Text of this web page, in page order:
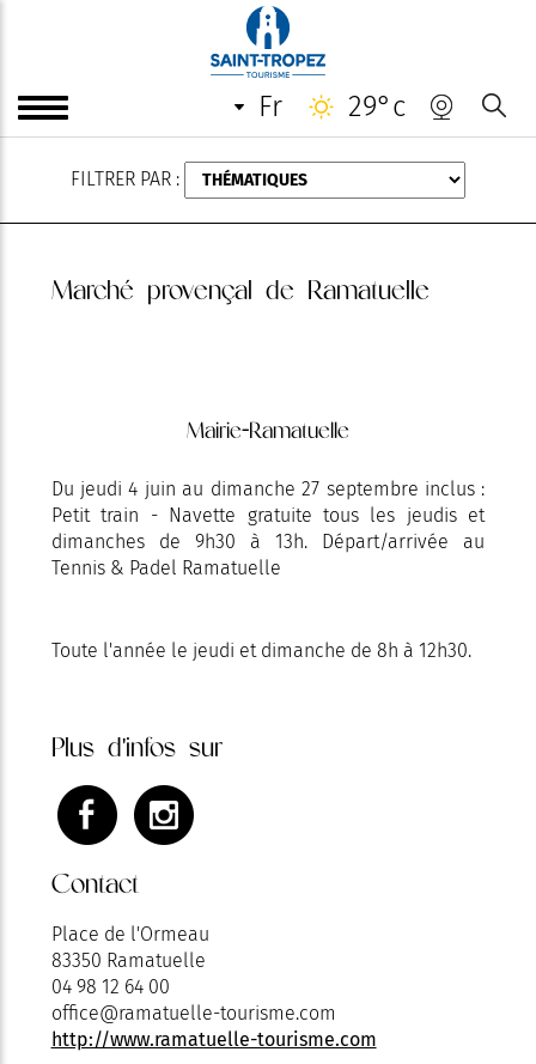
fr 29°c
FILTRER PAR :
Marché provençal de Ramatuelle
Mairie-Ramatuelle
Du jeudi 4 juin au dimanche 27 septembre inclus :
Petit train - Navette gratuite tous les jeudis et
dimanches de 9h30 à 13h. Départ/arrivée au
Tennis & Padel Ramatuelle
Toute l'année le jeudi et dimanche de 8h à 12h30.
Plus d'infos sur
Contact
Place de l'Ormeau
83350 Ramatuelle
04 98 12 64 00
office@ramatuelle-tourisme.com
http://www.ramatuelle-tourisme.com